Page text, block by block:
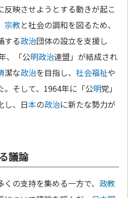
反映させようとする動きが起こ
宗教と社会の調和を図るため、
する政治団体の設立を支援し
、「公明政治連盟」が結成され
潔な政治を目指し、社会福祉や
。そして、1964年に「公明党」
し、日本の政治に新たな勢力が
議論
の支持を集める一方で、 政教